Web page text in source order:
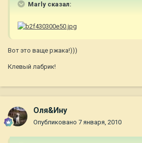
Marly сказал:
Вот это ваще ржака!)))
Клевый лабрик!
Оля&Ину
Опубликовано 7 января, 2010